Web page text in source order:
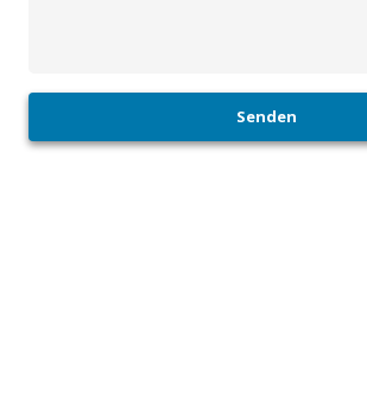
Senden